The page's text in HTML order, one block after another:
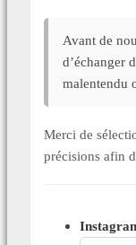
Avant de
d’échanger
malentendu
Merci de
précisions afin